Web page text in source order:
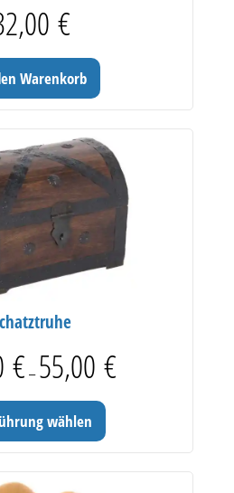
€
Warenkorb
€ – 55,00 €
wählen